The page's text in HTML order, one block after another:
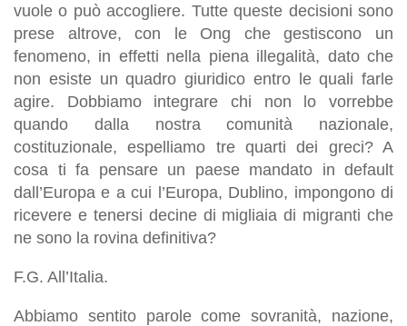
vuole o può accogliere. Tutte queste decisioni sono
prese altrove, con le Ong che gestiscono un
fenomeno, in effetti nella piena illegalità, dato che
non esiste un quadro giuridico entro le quali farle
agire. Dobbiamo integrare chi non lo vorrebbe
quando dalla nostra comunità nazionale,
costituzionale, espelliamo tre quarti dei greci? A
cosa ti fa pensare un paese mandato in default
dall’Europa e a cui l’Europa, Dublino, impongono di
ricevere e tenersi decine di migliaia di migranti che
ne sono la rovina definitiva?
F.G. All’Italia.
Abbiamo sentito parole come sovranità, nazione,